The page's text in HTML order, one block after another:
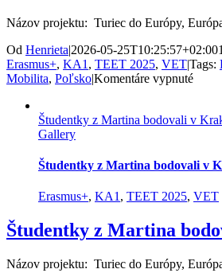
Názov projektu: Turiec do Európy,
Od Henrieta|2026-05-25T10:25:57+02:00
Erasmus+, KA1 , TEET 2025, VET|Tags:
Mobilita, Poľsko|Komentáre vypnuténa
Poľsku
Študentky z Martina bodovali v
Gallery
Študentky z Martina bodovali v
Erasmus+, KA1, TEET 2025, VET
Študentky z Martina
Názov projektu: Turiec do Európy,